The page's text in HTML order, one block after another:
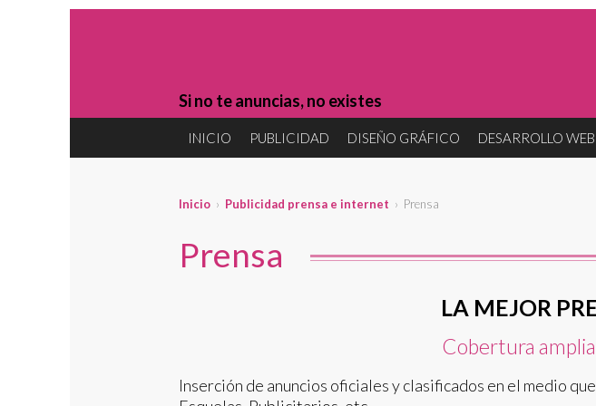
Si no te anuncias, no existes
INICIO PUBLICIDAD DISEÑO GRÁFICO DESARROLLO WEB
Inicio › Publicidad prensa e internet › Prensa
Prensa
LA MEJOR
Cobertura
Inserción de anuncios oficiales y clasificados en el medio